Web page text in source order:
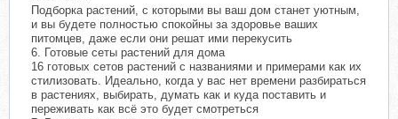
Подборка растений, с которыми вы ваш дом станет уютным,
и вы будете полностью спокойны за здоровье ваших
питомцев, даже если они решат ими перекусить
6. Готовые сеты растений для дома
16 готовых сетов растений с названиями и примерами как их
стилизовать. Идеально, когда у вас нет времени разбираться
в растениях, выбирать, думать как и куда поставить и
переживать как всё это будет смотреться